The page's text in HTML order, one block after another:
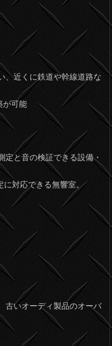
近くに鉄道や幹線道路な
が可能
と音の検証できる設備・
対応できる無響室。
古いオーディ製品のオーバ